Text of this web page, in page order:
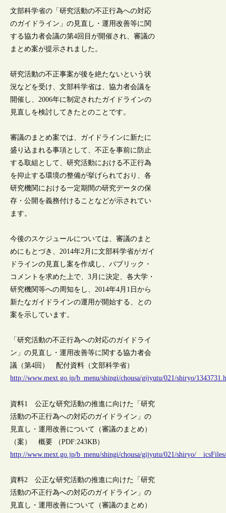
文部科学省の「研究活動の不正行為への対応
のガイドライン」の見直し・運用改善等に関
する協力者会議の第4回目が開催され、審議の
まとめ案が提示されました。
研究活動の不正事案が後を絶たないという状
況などを受け、文部科学省は、協力者会議を
開催し、2006年に制定されたガイドラインの
見直しを検討してきたとのことです。
審議のまとめ案では、ガイドラインに新たに
盛り込まれる事項として、不正を事前に防止
する取組として、研究活動における不正行為
を抑止する環境の整備が挙げられており、各
研究機関における一定期間の研究データの保
存・公開を義務付けることなどが示されてい
ます。
今後のスケジュールについては、審議のまと
めにもとづき、2014年2月に文部科学省がガイ
ドラインの見直し案を作成し、パブリック・
コメントを求めた上で、3月に決定、各大学・
研究機関等への周知をし、2014年4月1日から
新たなガイドラインの運用が開始する、との
案を示しています。
「研究活動の不正行為への対応のガイドライ
ン」の見直し・運用改善等に関する協力者会
議（第4回） 配付資料（文部科学省）
http://www.mext.go.jp/b_menu/shingi/chousa/gijyutu/021/shiryo/
資料1 公正な研究活動の推進に向けた「研究
活動の不正行為への対応のガイドライン」の
見直し・運用改善について（審議のまとめ）
（案） 概要 （PDF:243KB）
http://www.mext.go.jp/b_menu/shingi/chousa/gijyutu/021/shiryo/
資料2 公正な研究活動の推進に向けた「研究
活動の不正行為への対応のガイドライン」の
見直し・運用改善について（審議のまとめ）